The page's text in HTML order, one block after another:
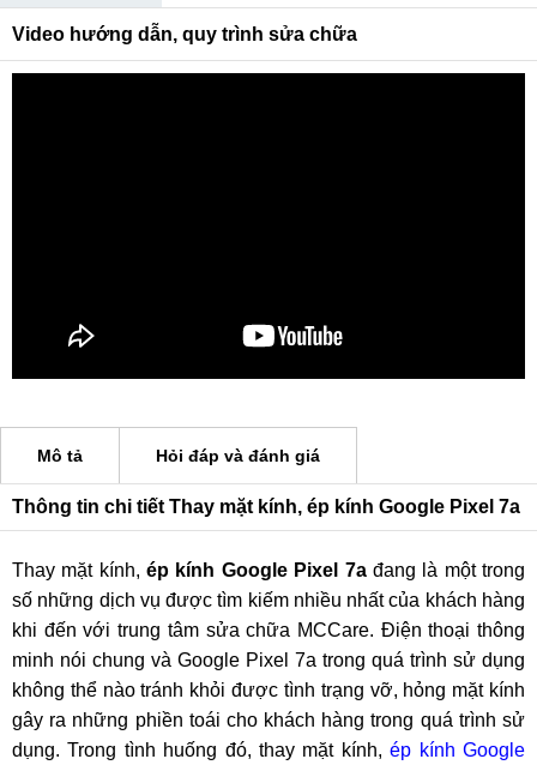
Video hướng dẫn, quy trình sửa chữa
Mô tả Hỏi đáp và đánh giá
Thông tin chi tiết Thay mặt kính, ép kính Google Pixel 7a
Thay mặt kính,ép kính Google Pixel 7ađang là một trong
số những dịch vụ được tìm kiếm nhiều nhất của khách hàng
khi đến với trung tâm sửa chữa MCCare. Điện thoại thông
minh nói chung và Google Pixel 7a trong quá trình sử dụng
không thể nào tránh khỏi được tình trạng vỡ, hỏng mặt kính
gây ra những phiền toái cho khách hàng trong quá trình sử
dụng. Trong tình huống đó, thay mặt kính,ép kính Google